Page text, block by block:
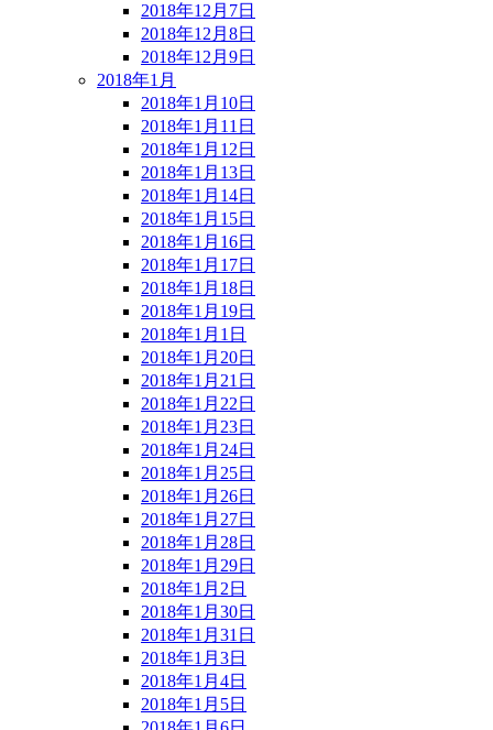
2018年12月7日
2018年12月8日
2018年12月9日
2018年1月
2018年1月10日
2018年1月11日
2018年1月12日
2018年1月13日
2018年1月14日
2018年1月15日
2018年1月16日
2018年1月17日
2018年1月18日
2018年1月19日
2018年1月1日
2018年1月20日
2018年1月21日
2018年1月22日
2018年1月23日
2018年1月24日
2018年1月25日
2018年1月26日
2018年1月27日
2018年1月28日
2018年1月29日
2018年1月2日
2018年1月30日
2018年1月31日
2018年1月3日
2018年1月4日
2018年1月5日